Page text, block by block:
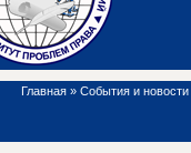
Главная » События и новости